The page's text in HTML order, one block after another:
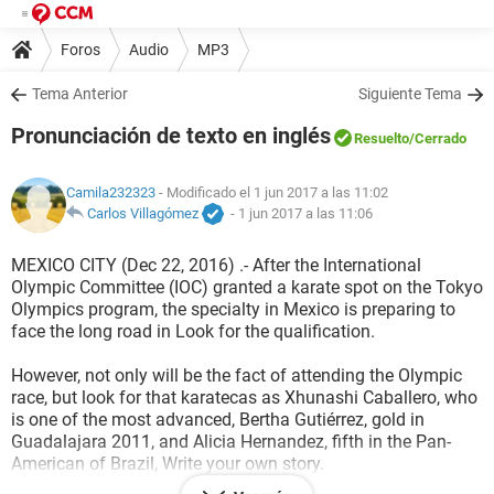
Foros Audio MP3
Tema Anterior Siguiente Tema
Pronunciación de texto en inglés Resuelto/Cerrado
Camila232323 - Modificado el 1 jun 2017 a las 11:02
Carlos Villagómez
- 1 jun 2017 a las 11:06
MEXICO CITY (Dec 22, 2016) .- After the International
Olympic Committee (IOC) granted a karate spot on the Tokyo
Olympics program, the specialty in Mexico is preparing to
face the long road in Look for the qualification.
However, not only will be the fact of attending the Olympic
race, but look for that karatecas as Xhunashi Caballero, who
is one of the most advanced, Bertha Gutiérrez, gold in
Guadalajara 2011, and Alicia Hernandez, fifth in the Pan-
American of Brazil, Write your own story.